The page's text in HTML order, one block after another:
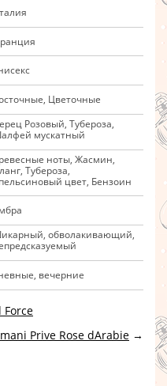
Цветочные
Розовый, Тубероза,
мускатный
ноты, Жасмин,
Тубероза,
цвет, Бензоин
обволакивающий,
вечерние
Force
Prive Rose dArabie →